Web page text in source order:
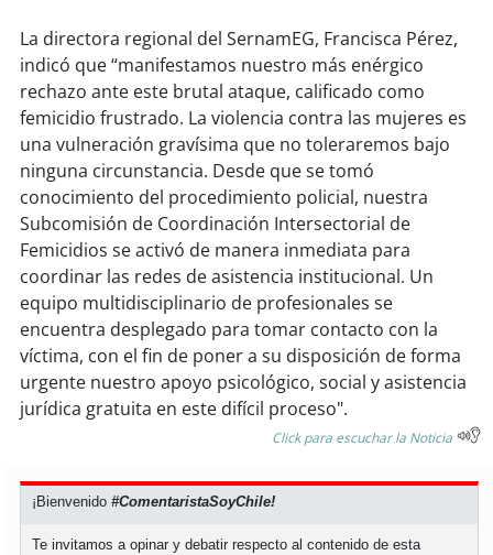
La directora regional del SernamEG, Francisca Pérez,
indicó que “manifestamos nuestro más enérgico
rechazo ante este brutal ataque, calificado como
femicidio frustrado. La violencia contra las mujeres es
una vulneración gravísima que no toleraremos bajo
ninguna circunstancia. Desde que se tomó
conocimiento del procedimiento policial, nuestra
Subcomisión de Coordinación Intersectorial de
Femicidios se activó de manera inmediata para
coordinar las redes de asistencia institucional. Un
equipo multidisciplinario de profesionales se
encuentra desplegado para tomar contacto con la
víctima, con el fin de poner a su disposición de forma
urgente nuestro apoyo psicológico, social y asistencia
jurídica gratuita en este difícil proceso".
Click para escuchar la Noticia
¡Bienvenido#ComentaristaSoyChile!
Te invitamos a opinar y debatir respecto al contenido de esta